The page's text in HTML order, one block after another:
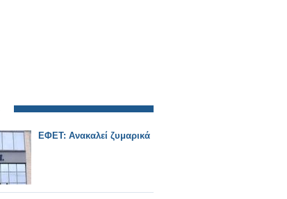
ΕΦΕΤ: Ανακαλεί ζυμαρικά